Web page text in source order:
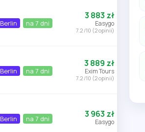
Berlin na 7 dni
3 883 zł
Easygo
7.2 /10 (2 opinii)
Berlin na 7 dni
3 889 zł
Exim Tours
7.2 /10 (2 opinii)
Berlin na 7 dni 3 963 zł
Easygo